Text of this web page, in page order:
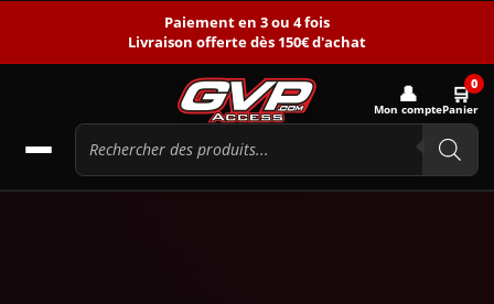
Paiement en 3 ou 4 fois
Livraison offerte dès 150€ d'achat
👤
Mon compte
🛒0
Panier